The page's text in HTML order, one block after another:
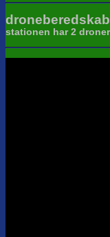
droneberedskab
stationen har 2